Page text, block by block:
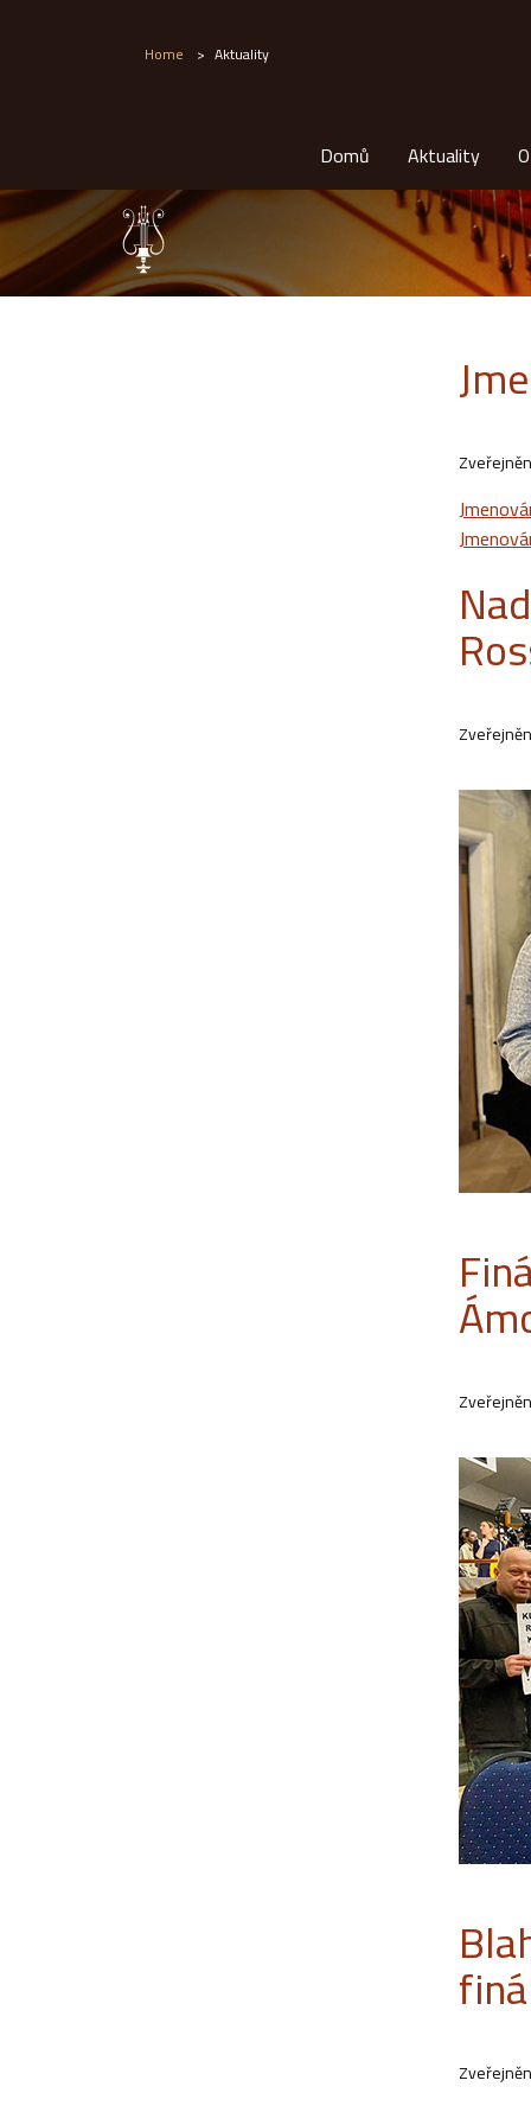
Home > Aktuality
Domů Aktuality